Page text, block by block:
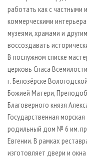
работать как с частными и
коммерческими
музеями, храмами и
воссоздавать
В послужном списке
церковь Спаса
г. Белозёрске
Божией Матери,
Благоверного князя
Государственная
родильный дом № 6 им.
Евгении. В рамках
изготовляет двери и